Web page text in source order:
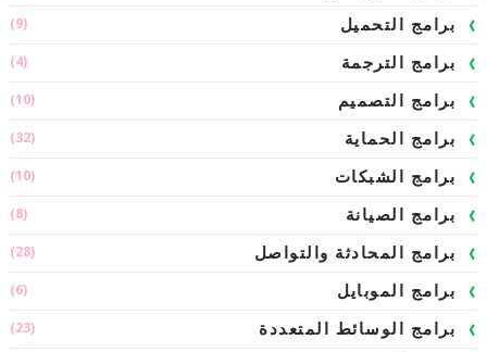
برامج التحميل (9)
برامج الترجمة (4)
برامج التصميم (10)
برامج الحماية (32)
برامج الشبكات (10)
برامج الصيانة (8)
برامج المحادثة والتواصل (28)
برامج الموبايل (6)
برامج الوسائط المتعددة (23)